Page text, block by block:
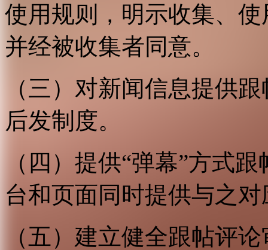
使用规则，明示收集、
并经被收集者同意。
（三）对新闻信息提供
后发制度。
（四）提供“弹幕”方式
台和页面同时提供与之
（五）建立健全跟帖评